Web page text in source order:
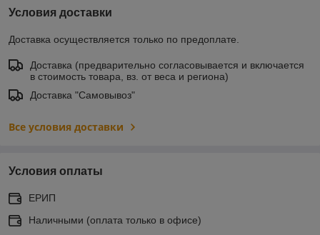
Условия доставки
Доставка осуществляется только по предоплате.
Доставка (предварительно согласовывается и включается
в стоимость товара, вз. от веса и региона)
Доставка "Самовывоз"
Все условия доставки
Условия оплаты
ЕРИП
Наличными (оплата только в офисе)